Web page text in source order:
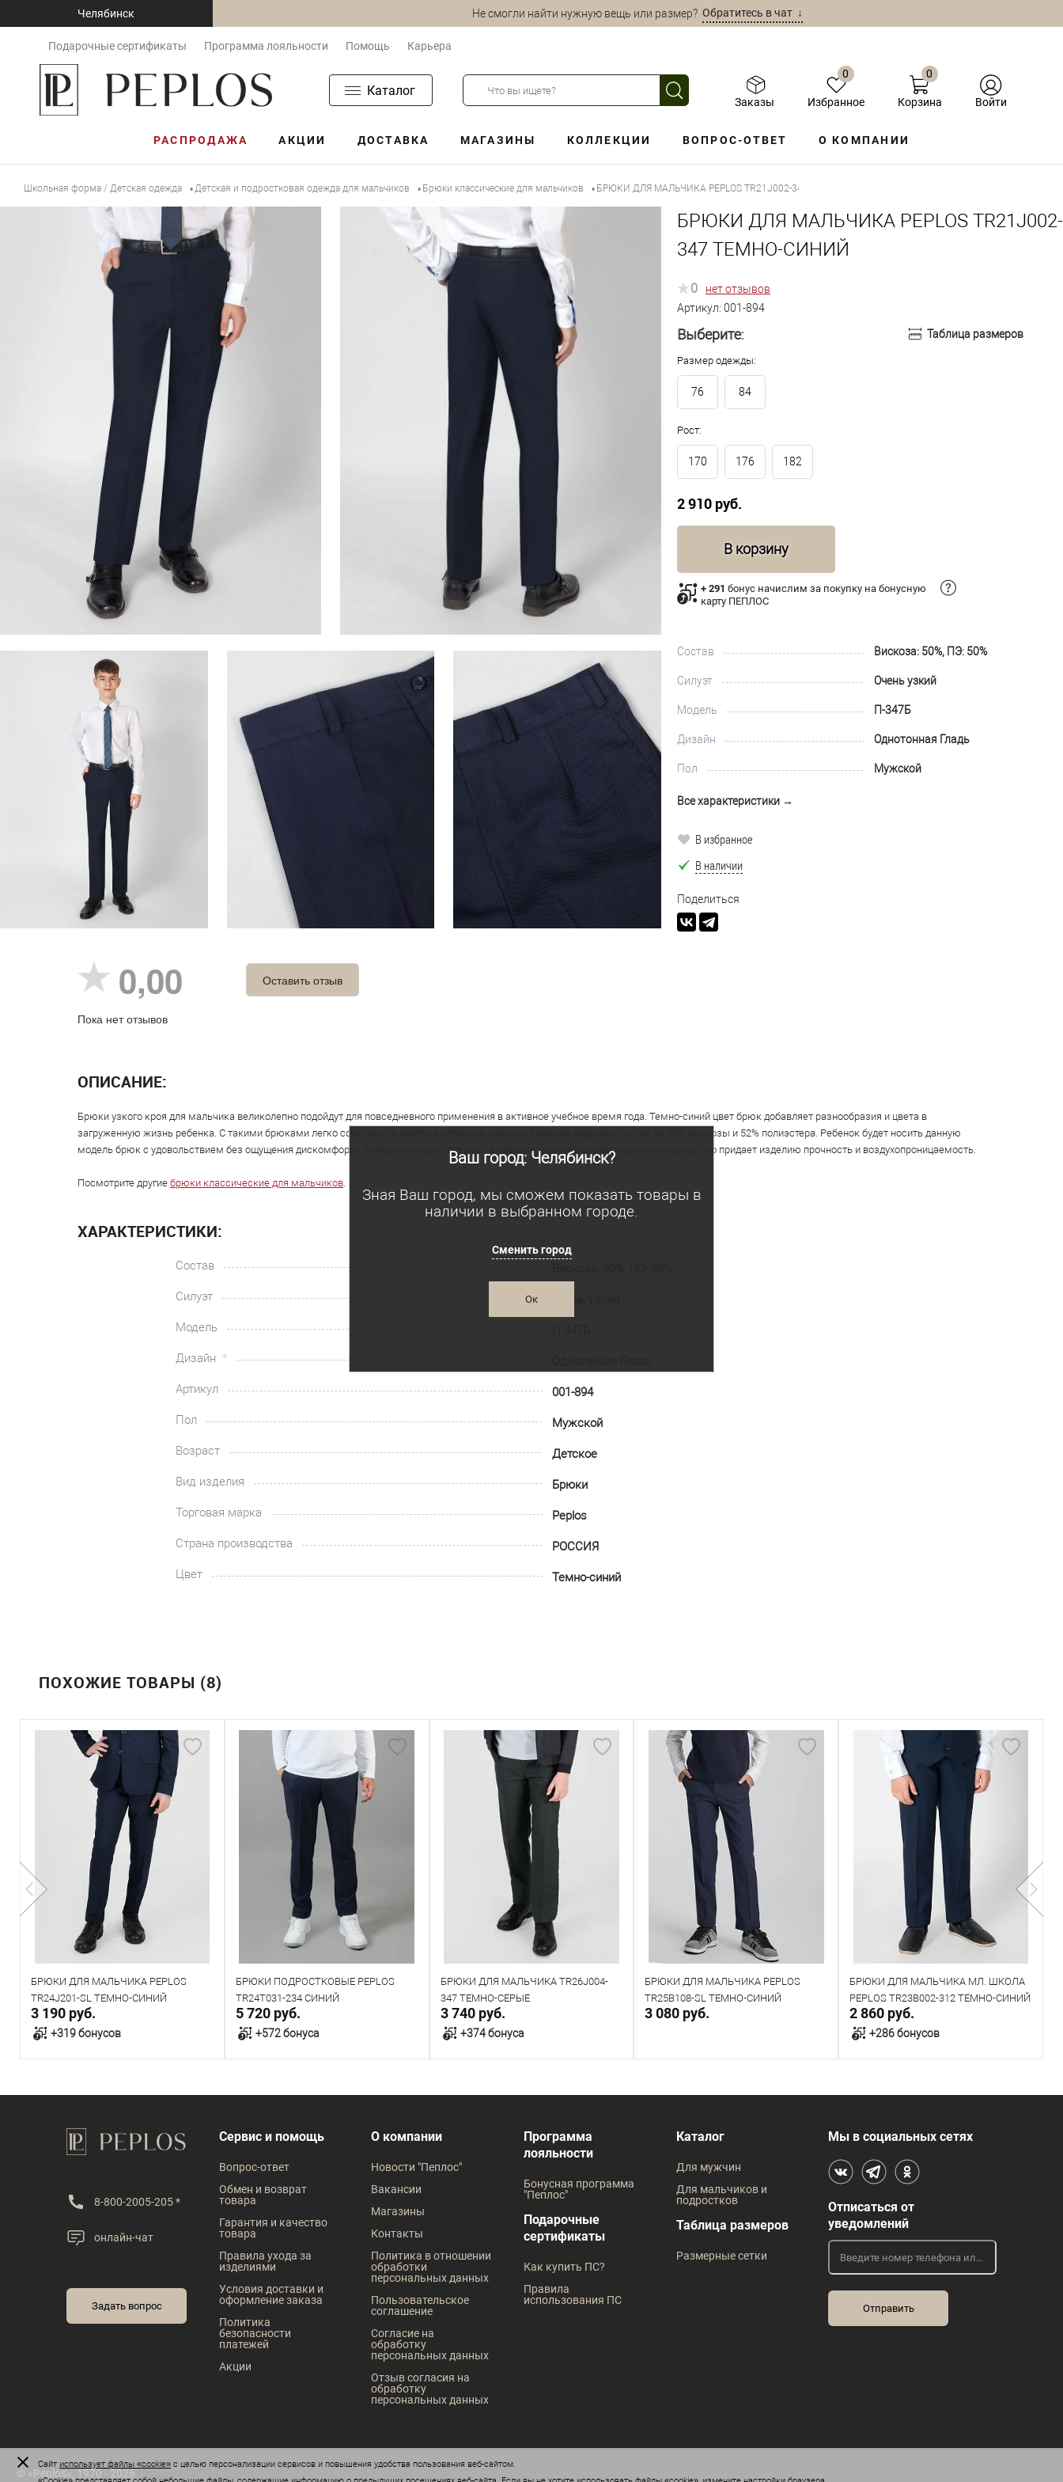
Челябинск
Ваш город: Челябинск?
Зная Ваш город, мы сможем показать товары в
наличии в выбранном городе.
Сменить город
Ок
Не смогли найти нужную вещь или размер?Обратитесь в чат ↓
Подарочные сертификаты Программа лояльности Помощь Карьера
Каталог
Заказы
0
Избранное
0
Корзина Войти
РАСПРОДАЖА АКЦИИ ДОСТАВКА МАГАЗИНЫ КОЛЛЕКЦИИ ВОПРОС-ОТВЕТ О КОМПАНИИ
Школьная форма / Детская одежда •Детская и подростковая одежда для мальчиков • Брюки классические для мальчиков • БРЮКИ ДЛЯ МАЛЬЧИКА PEPLOS TR21J002-347 ТЕМНО-СИНИЙ
БРЮКИ ДЛЯ МАЛЬЧИКА PEPLOS TR21J002-
347 ТЕМНО-СИНИЙ
0
нет отзывов
Артикул: 001-894
Выберите: Таблица размеров
Размер одежды:
76 84
Рост:
170 176 182
2 910 руб.
В корзину
+ 291 бонус начислим за покупку на бонусную
карту ПЕПЛОС
Состав Вискоза: 50%, ПЭ: 50%
Силуэт Очень узкий
Модель П-347Б
Дизайн Однотонная Гладь
Пол Мужской
Все характеристики →
В избранное
В наличии
Поделиться
0,00
Пока нет отзывов
Оставить отзыв
ОПИСАНИЕ:
Брюки узкого кроя для мальчика великолепно подойдут для повседневного применения в активное учебное время года. Темно-синий цвет брюк добавляет разнообразия и цвета в
загруженную жизнь ребенка. С такими брюками легко сочетаются светлые и тёмные сорочки. Подклад изделия состоит из 48% вискозы и 52% полиэстера. Ребенок будет носить данную
модель брюк с удовольствием без ощущения дискомфорта. Материал верха содержит в равном соотношении вискозу и полиэстер, что придает изделию прочность и воздухопроницаемость.
Посмотрите другие брюки классические для мальчиков.
ХАРАКТЕРИСТИКИ:
Состав
Силуэт
Модель
Дизайн
Артикул
001-894
Пол
Мужской
Возраст
Детское
Вид изделия
Брюки
Торговая марка
Peplos
Страна производства
РОССИЯ
Цвет
Темно-синий
ПОХОЖИЕ ТОВАРЫ (8)
БРЮКИ ДЛЯ МАЛЬЧИКА PEPLOS
TR24J201-SL ТЕМНО-СИНИЙ
3 190 руб.
+319 бонусов
В корзину
В наличии
Таблица размеров
80 84
БРЮКИ ПОДРОСТКОВЫЕ PEPLOS
TR24T031-234 СИНИЙ
5 720 руб.
+572 бонуса
В корзину
В наличии
92
Рост
170
БРЮКИ ДЛЯ МАЛЬЧИКА TR26J004-
347 ТЕМНО-СЕРЫЕ
3 740 руб.
+374 бонуса
В корзину
Таблица размеров
158 164 170
176
БРЮКИ ДЛЯ МАЛЬЧИКА PEPLOS
TR25B108-SL ТЕМНО-СИНИЙ
3 080 руб.
Направить запрос
Под заказ
БРЮКИ ДЛЯ МАЛЬЧИКА МЛ. ШКОЛА
PEPLOS TR23B002-312 ТЕМНО-СИНИЙ
2 860 руб.
+286 бонусов
В корзину
В наличии
Размер одежды
60 64
Рост
8-800-2005-205 *
онлайн-чат
Задать вопрос
Сервис и помощь
Вопрос-ответ
Обмен и возврат
товара
Гарантия и качество
товара
Правила ухода за
изделиями
Условия доставки и
оформление заказа
Политика
безопасности
платежей
Акции
О компании
Новости "Пеплос"
Вакансии
Магазины
Контакты
Политика в отношении
обработки
персональных данных
Пользовательское
соглашение
Согласие на
обработку
персональных данных
Отзыв согласия на
обработку
персональных данных
Программа
лояльности
Бонусная программа
"Пеплос"
Подарочные
сертификаты
Как купить ПС?
Правила
использования ПС
Каталог
Для мужчин
Для мальчиков и
подростков
Таблица размеров
Размерные сетки
Мы в социальных сетях
Отписаться от
уведомлений
© «Peplos», 1970 - 2026
Сайт использует файлы «cookie» с целью персонализации сервисов и повышения удобства пользования веб-сайтом.